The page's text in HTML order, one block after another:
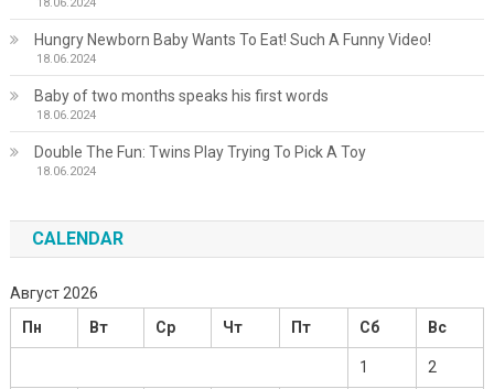
Hungry Newborn Baby Wants To Eat! Such A Funny Video!
18.06.2024
Baby of two months speaks his first words
18.06.2024
Double The Fun: Twins Play Trying To Pick A Toy
18.06.2024
CALENDAR
Август 2026
Пн
Вт Ср Чт Пт Сб Вс
1 2